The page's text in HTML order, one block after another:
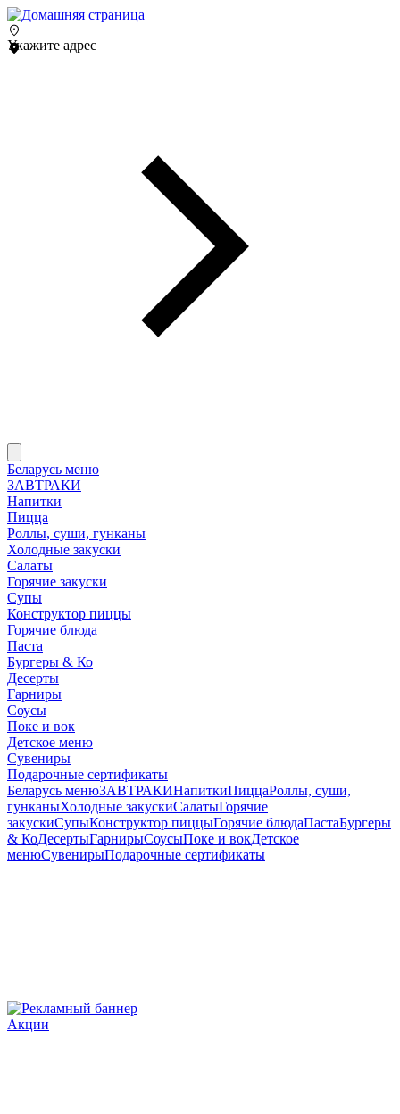
Укажите адрес
Беларусь меню
ЗАВТРАКИ
Напитки
Пицца
Роллы, суши, гунканы
Холодные закуски
Салаты
Горячие закуски
Супы
Конструктор пиццы
Горячие блюда
Паста
Бургеры & Ко
Десерты
Гарниры
Соусы
Поке и вок
Детское меню
Сувениры
Подарочные сертификаты
Беларусь менюЗАВТРАКИНапиткиПиццаРоллы, суши,
гунканыХолодные закускиСалатыГорячие
закускиСупыКонструктор пиццыГорячие блюдаПастаБургеры
& КоДесертыГарнирыСоусыПоке и вокДетское
менюСувенирыПодарочные сертификаты
Акции